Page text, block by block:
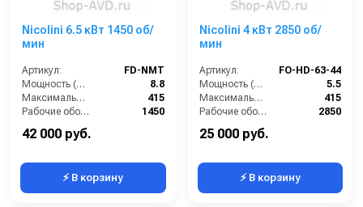
Nicolini 6.5 кВт 1450 об/
мин
Артикул:
FD-NMT
Мощность (л/с):
8.8
Максимальное напряжение (В):
415
Рабочие обороты вала (об/мин):
1450
Мощность (кВт):
42 000 руб.
⚡ В корзину
Nicolini 4 кВт 2850 об/
мин
Артикул:
FO-HD-63-44
Мощность (л/с):
5.5
Максимальное напряжение (В):
415
Рабочие обороты вала (об/мин):
2850
Мощность (кВт):
25 000 руб.
⚡ В корзину